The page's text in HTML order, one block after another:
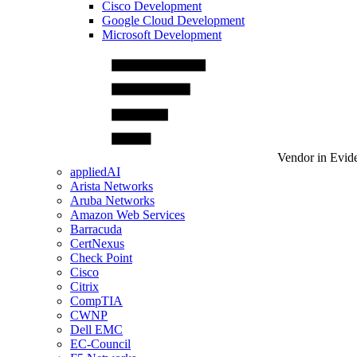
Cisco Development
Google Cloud Development
Microsoft Development
Vendor in
appliedAI
Arista Networks
Aruba Networks
Amazon Web Services
Barracuda
CertNexus
Check Point
Cisco
Citrix
CompTIA
CWNP
Dell EMC
EC-Council